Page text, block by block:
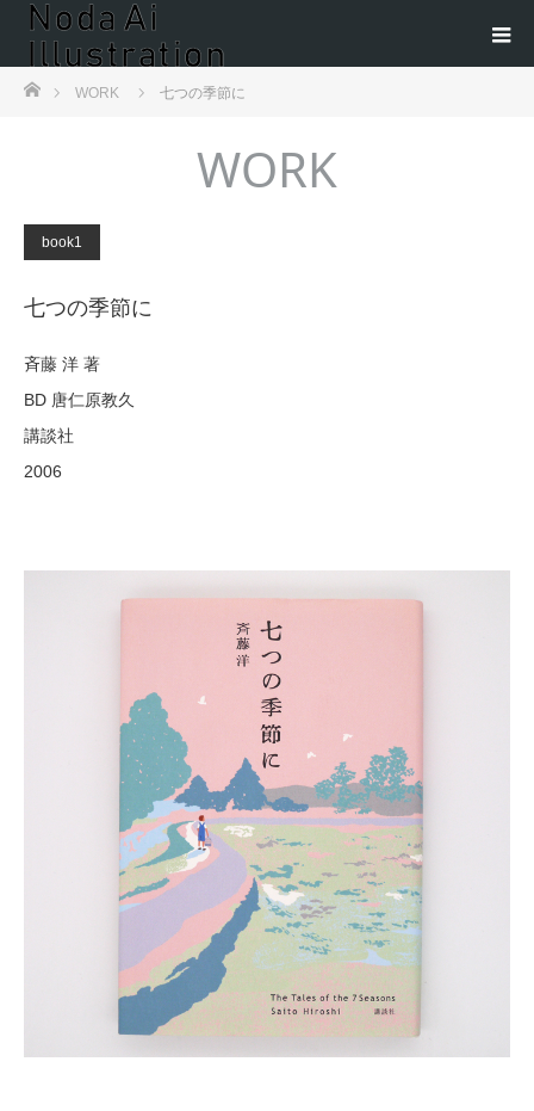
ホームWORK 七つの季節に
WORK
book1
七つの季節に
斉藤 洋 著
BD 唐仁原教久
講談社
2006